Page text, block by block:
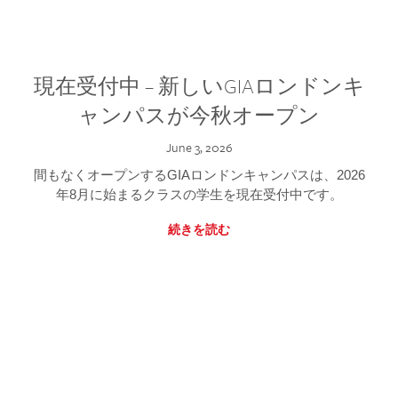
現在受付中 – 新しいGIAロンドンキ
ャンパスが今秋オープン
June 3, 2026
間もなくオープンするGIAロンドンキャンパスは、2026
年8月に始まるクラスの学生を現在受付中です。
続きを読む